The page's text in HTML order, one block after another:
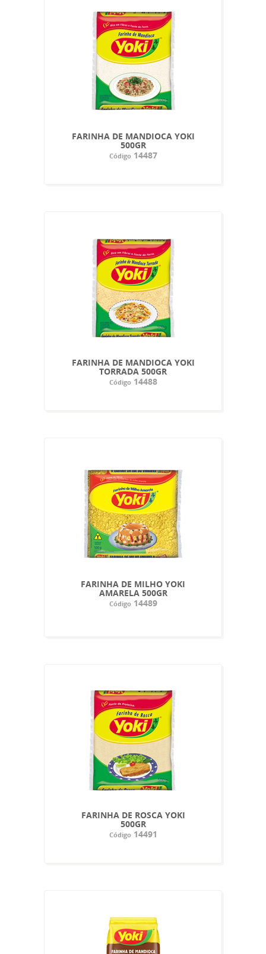
FARINHA DE MANDIOCA YOKI
500GR
Código14487
FARINHA DE MANDIOCA YOKI
TORRADA 500GR
Código14488
FARINHA DE MILHO YOKI
AMARELA 500GR
Código14489
FARINHA DE ROSCA YOKI
500GR
Código14491